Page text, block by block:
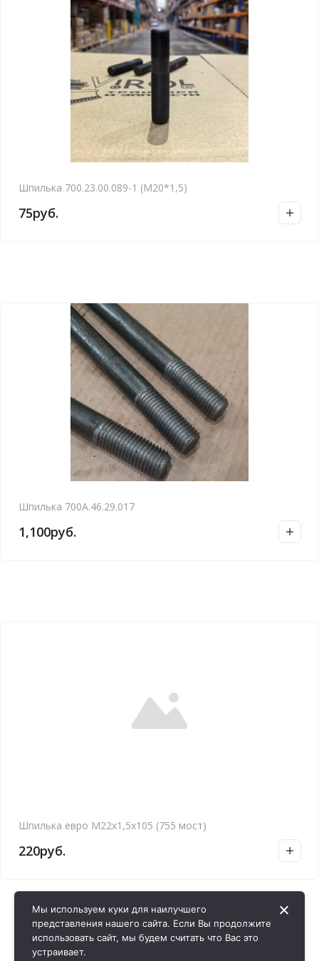
Шпилька 700.23.00.089-1 (М20*1,5)
75руб.
Шпилька 700А.46.29.017
1,100руб.
Шпилька евро М22х1,5х105 (755 мост)
220руб.
Мы используем куки для наилучшего
представления нашего сайта. Если Вы продолжите
использовать сайт, мы будем считать что Вас это
устраивает.